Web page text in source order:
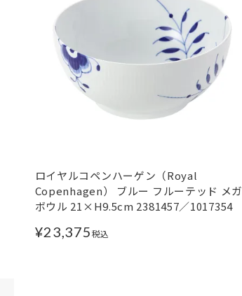
ロイヤルコペンハーゲン（Royal
Copenhagen） ブルー フルーテッド メガ
ボウル 21×H9.5cm 2381457／1017354
¥23,375税込